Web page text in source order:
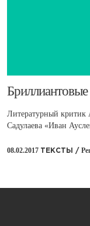
Литературный критик
Садулаева «Иван
08.02.2017 ТЕКСТЫ /